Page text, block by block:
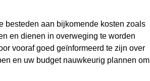
besteden aan bijkomende kosten zoals
en dienen in overweging te worden
vooraf goed geïnformeerd te zijn over
en uw budget nauwkeurig plannen om